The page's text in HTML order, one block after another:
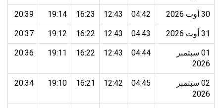
30 أوت 2026 04:42
12:43
16:23
19:14
20:39
31 أوت 2026 04:43
12:43
16:22
19:12
20:37
01 سبتمبر
2026
04:44
12:43
16:22
19:11
20:36
02 سبتمبر
2026
04:45
12:42
16:21
19:10
20:34